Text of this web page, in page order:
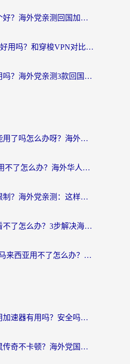
穿梭和海龟哪个好？海外党亲测回国加速器，附电脑免费VPN推荐
Quickback VPN好用吗？和穿梭VPN对比哪个回国效果更好？海外党必看的真实测评与选择指南
穿梭和快喵好用吗？海外党亲测3款回国加速器，附日本回国VPN避坑指南
汽水到国外不能用了吗怎么办呀？海外党追剧看片的救星在这里！
音悦Tai在瑞典用不了怎么办？海外华人追剧听歌的实用指南
优酷境外地域限制？海外党亲测：这样看国内剧再也不卡（附3个实用场景解决）
香港西瓜视频看不了怎么办？3步解决海外追剧难题，附靠谱加速器推荐
喜马拉雅FM在马来西亚用不了怎么办？海外华人亲测有效的回国加速指南
在国外打鸣潮用加速器有用吗？安全吗？海外玩家国服游戏加速全指南
德国怎么玩地鼠传奇不卡顿？海外党国服游戏加速全攻略（含战双EVE实用指南）